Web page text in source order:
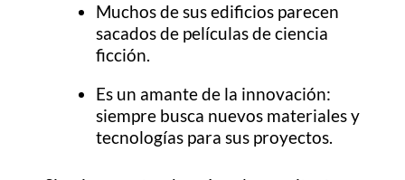
Muchos de sus edificios parecen
sacados de películas de ciencia
ficción.
Es un amante de la innovación:
siempre busca nuevos materiales y
tecnologías para sus proyectos.